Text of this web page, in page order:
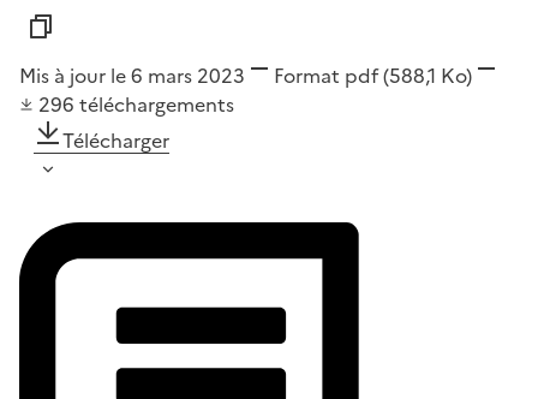
Mis à jour le 6 mars 2023 Format pdf(588,1 Ko)
296 téléchargements
Télécharger